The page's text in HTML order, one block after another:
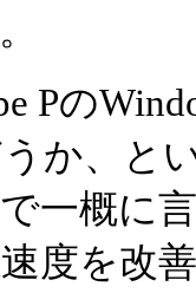
Pの
か、と
一概に
度を改